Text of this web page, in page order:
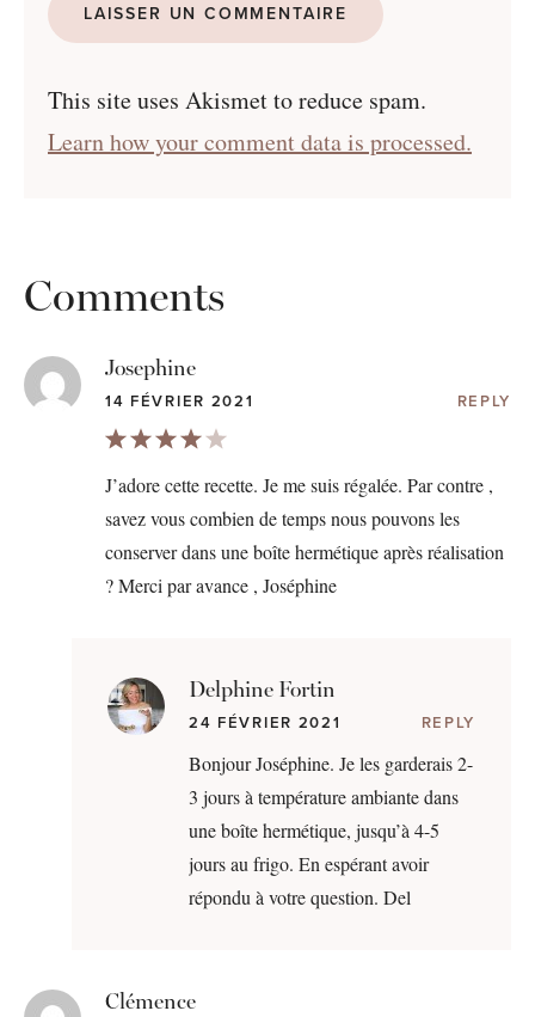
This site uses Akismet to reduce spam.
Learn how your comment data is processed.
Comments
Josephine
14 FÉVRIER 2021 REPLY
J’adore cette recette. Je me suis régalée. Par contre ,
savez vous combien de temps nous pouvons les
conserver dans une boîte hermétique après réalisation
? Merci par avance , Joséphine
Delphine Fortin
24 FÉVRIER 2021 REPLY
Bonjour Joséphine. Je les garderais 2-
3 jours à température ambiante dans
une boîte hermétique, jusqu’à 4-5
jours au frigo. En espérant avoir
répondu à votre question. Del
Clémence